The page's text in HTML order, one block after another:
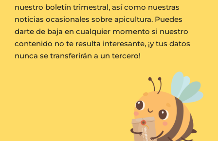
nuestro boletín trimestral, así como nuestras
noticias ocasionales sobre apicultura. Puedes
darte de baja en cualquier momento si nuestro
contenido no te resulta interesante, ¡y tus datos
nunca se transferirán a un tercero!